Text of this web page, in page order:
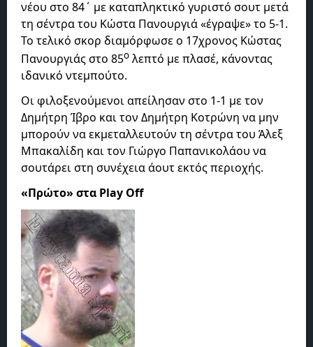
νέου στο 84΄ με καταπληκτικό γυριστό σουτ μετά
τη σέντρα του Κώστα Πανουργιά «έγραψε» το 5-1.
Το τελικό σκορ διαμόρφωσε ο 17χρονος Κώστας
Πανουργιάς στο 85ο λεπτό με πλασέ, κάνοντας
ιδανικό ντεμπούτο.
Οι φιλοξενούμενοι απείλησαν στο 1-1 με τον
Δημήτρη Ίβρο και τον Δημήτρη Κοτρώνη να μην
μπορούν να εκμεταλλευτούν τη σέντρα του Άλεξ
Μπακαλίδη και τον Γιώργο Παπανικολάου να
σουτάρει στη συνέχεια άουτ εκτός περιοχής.
«Πρώτο» στα Play Off